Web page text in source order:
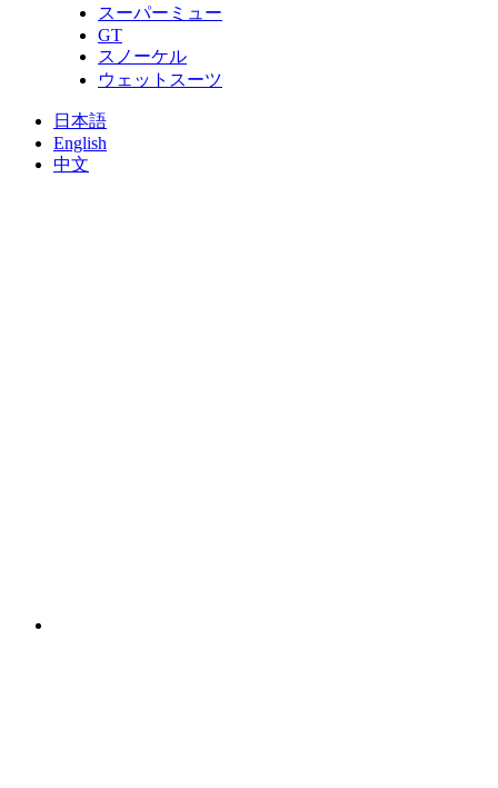
スーパーミュー
GT
スノーケル
ウェットスーツ
日本語
English
中文